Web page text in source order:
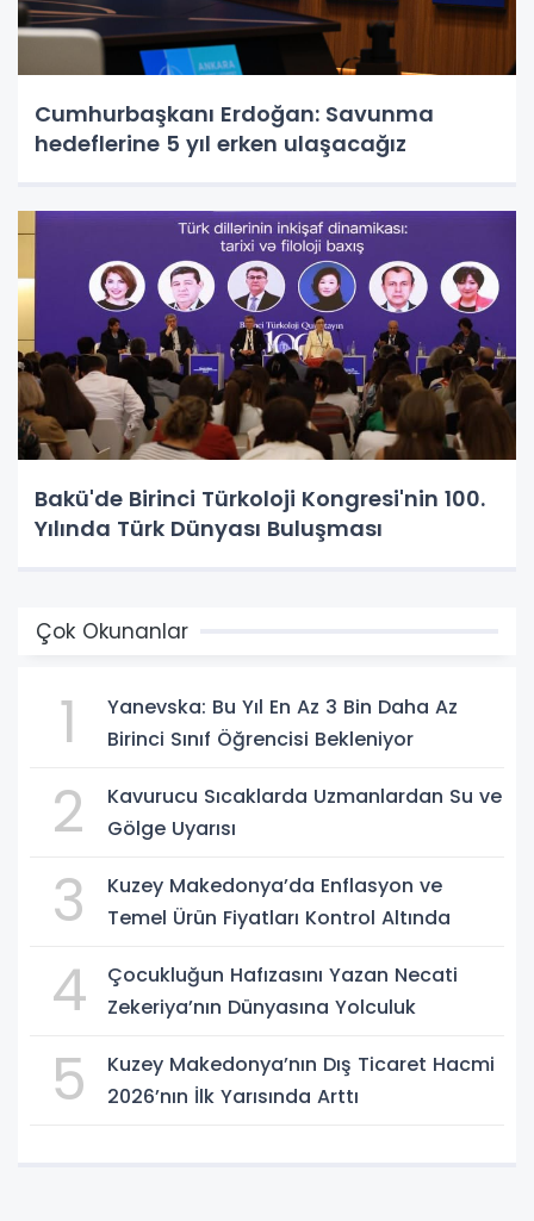
Cumhurbaşkanı Erdoğan: Savunma
hedeflerine 5 yıl erken ulaşacağız
Bakü'de Birinci Türkoloji Kongresi'nin 100.
Yılında Türk Dünyası Buluşması
Çok Okunanlar
1
Yanevska: Bu Yıl En Az 3 Bin Daha Az
Birinci Sınıf Öğrencisi Bekleniyor
2
Kavurucu Sıcaklarda Uzmanlardan Su ve
Gölge Uyarısı
3
Kuzey Makedonya’da Enflasyon ve
Temel Ürün Fiyatları Kontrol Altında
4
Çocukluğun Hafızasını Yazan Necati
Zekeriya’nın Dünyasına Yolculuk
5
Kuzey Makedonya’nın Dış Ticaret Hacmi
2026’nın İlk Yarısında Arttı